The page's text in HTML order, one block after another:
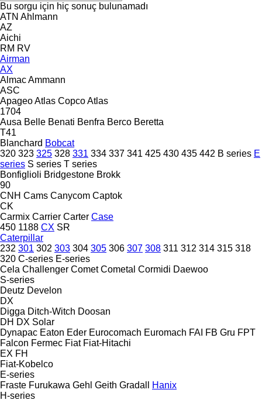
Bu sorgu için hiç sonuç bulunamadı
ATN Ahlmann
AZ
Aichi
RM RV
Airman
AX
AlmacAmmann
ASC
ApageoAtlas CopcoAtlas
1704
Ausa Belle Benati Benfra Berco Beretta
T41
Blanchard Bobcat
320 323 325 328 331 334 337 341 425 430 435 442 B series E
series S series T series
Bonfiglioli Bridgestone Brokk
90
CNH Cams Canycom Captok
CK
Carmix Carrier Carter Case
450 1188 CX SR
Caterpillar
232 301 302 303 304 305 306 307 308 311 312 314 315 318
320 C-series E-series
Cela Challenger Comet Cometal Cormidi Daewoo
S-series
Deutz Develon
DX
Digga Ditch-Witch Doosan
DH DX Solar
Dynapac Eaton Eder Eurocomach Euromach FAI FB Gru FPT
Falcon Fermec Fiat Fiat-Hitachi
EX FH
Fiat-Kobelco
E-series
Fraste Furukawa Gehl Geith Gradall
Hanix
H-series